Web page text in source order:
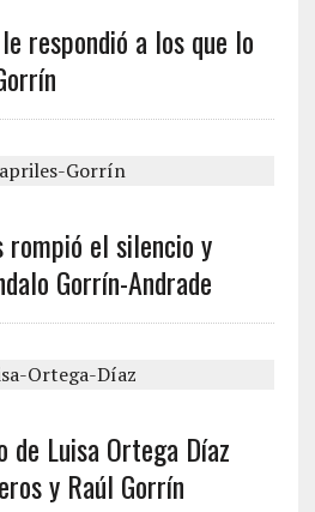
respondió a los que lo
rompió el silencio y
Gorrín-Andrade
de Luisa Ortega Díaz
y Raúl Gorrín